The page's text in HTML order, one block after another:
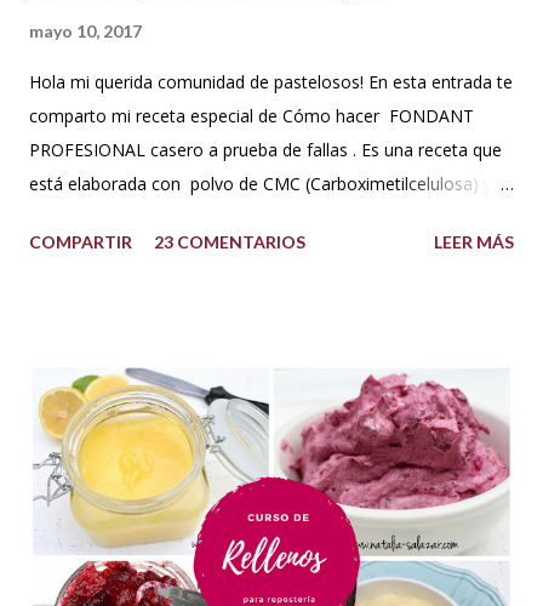
mayo 10, 2017
Hola mi querida comunidad de pastelosos! En esta entrada te
comparto mi receta especial de Cómo hacer FONDANT
PROFESIONAL casero a prueba de fallas . Es una receta que
está elaborada con polvo de CMC (Carboximetilcelulosa) y
que le aportan a la masa elasticidad, firmeza y le ayudan a
maíz o miel de Karo (1/2 taza). Y para climas cálidos usar
Glucosa, la misma cantidad. *7.5 ml de CMC o Tylose *2.5
ml de goma Xantana (Xanthan gum) *1 cucharada de 15 ml
de manteca blanca hidrogenada tipo Crisco o 10 gramos *75
ml de agua o 5 cucharadas de 15 ml *Esencia de almendras
o al gusto *5 ml de VINAGRE BLANCO (opcional, funciona
como preservante) *1 cucharadita de Glicerina ( usar solo si
COMPARTIR 23 COMENTARIOS LEER MÁS